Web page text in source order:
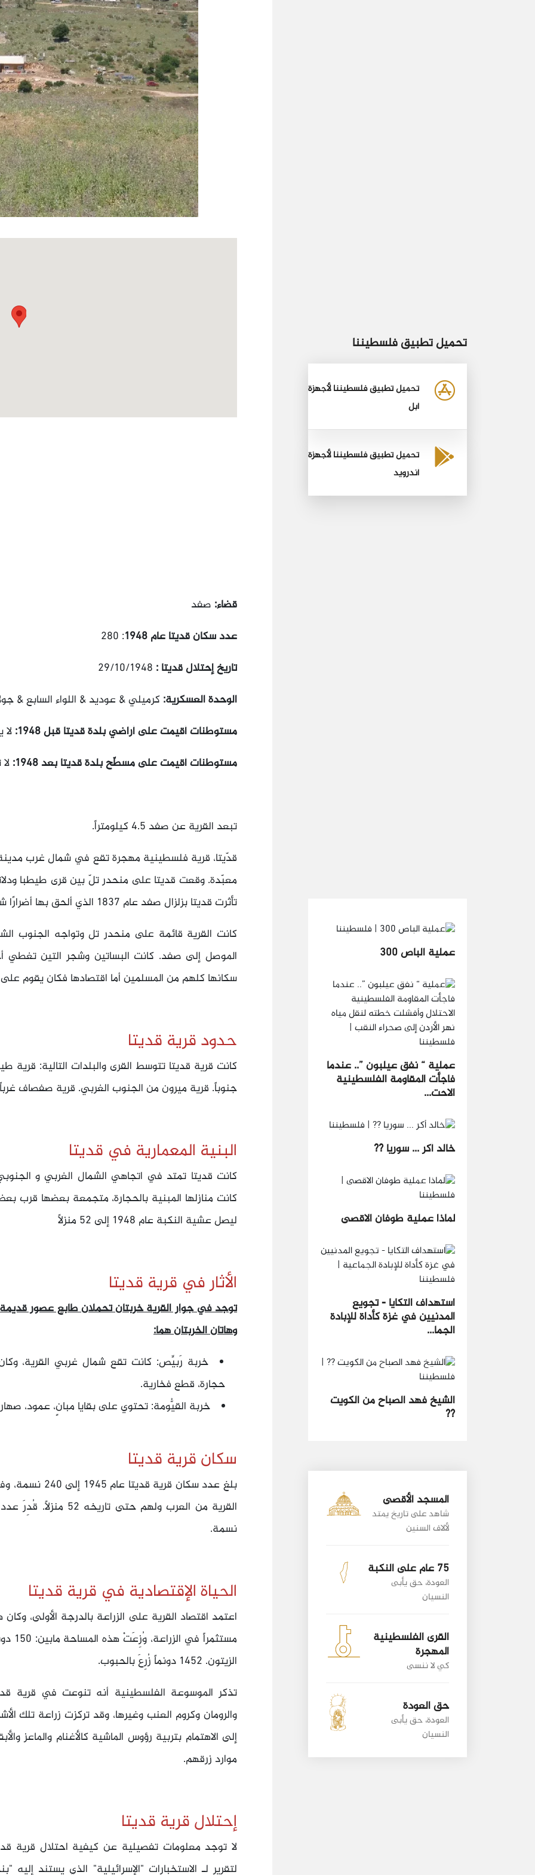
قضاء: صفد
عدد سكان قديتا عام 1948
: 280
تاريخ إحتلال قديتا :
الوحدة العسكرية: كرميلي & عوديد & اللواء السابع &
مستوطنات أقيمت على أراضي بلدة قديتا قبل 1948:
مستوطنات أقيمت على مسطّح بلدة قديتا بعد 1948:
تبعد القرية عن صفد 4.5 كيلومتراً.
معبّدة. وقعت قديتا على منحدر تلّ بين قرى طيطبا
تأثرت قديتا بزلزال صفد عام 1837 الذي ألحق بها أضرارًا شديدة.
كانت القرية قائمة على منحدر تل وتواجه الجنوب
الموصل إلى صفد. كانت البساتين وشجر التين تغطي
سكانها كلهم من المسلمين أما اقتصادها فكان يقوم
حدود قرية قديتا
كانت قرية قديتا تتوسط القرى والبلدات التالية: قرية
جنوباً. قرية ميرون من الجنوب الغربي. قرية صفصاف
البنية المعمارية في قديتا
كانت قديتا تمتد في اتجاهي الشمال الغربي و
ليصل عشية النكبة عام 1948 إلى 52 منزلاً
الأثار في قرية قديتا
توجد في جوار القرية خربتان تحملان طابع عصور
وهاتان الخربتان هما:
خربة رَبيِّص: كانت تقع شمال غربي القرية،
حجارة، قطع فخارية.
خربة القيُّومة: تحتوي على بقايا مبانٍ، عمود،
سكان قرية قديتا
نسمة.
الحياة الإقتصادية في قرية قديتا
الزيتون. 1452 دونماً زُرِعَ بالحبوب.
تذكر الموسوعة الفلسطينية أنه تنوعت في قرية
والرومان وكروم العنب وغيرها، وقد تركزت زراعة تلك
إلى الاهتمام بتربية رؤوس الماشية كالأغنام والماعز
موارد زرقهم.
إحتلال قرية قديتا
لا توجد معلومات تفصيلية عن كيفية احتلال قرية
لتقرير لـ الاستخبارات "الإسرائيلية" الذي يستند
تحميل تطبيق فلسطيننا
تحميل تطبيق فلسطيننا لأجهزة
أبل
تحميل تطبيق فلسطيننا لأجهزة
أندرويد
عملية الباص 300
عملية “ نفق عيلبون ”.. عندما
فاجأت المقاومة الفلسطينية
الاحت...
خالد أكر ... سوريا ??
لماذا عملية طوفان الاقصى
استهداف التكايا - تجويع
المدنيين في غزة كأداة للإبادة
الجما...
الشيخ فهد الصباح من الكويت
??
المسجد الأقصى
شاهد على تاريخ يمتد
لألاف السنين
75 عام على النكبة
العودة، حق يأبى
النسيان
القرى الفلسطينية
المهجرة
كي لا ننسى
حق العودة
العودة، حق يأبى
النسيان